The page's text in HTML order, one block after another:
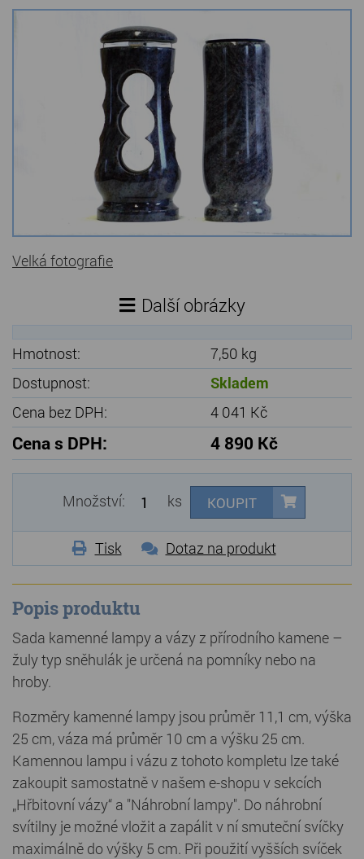
Doplňky do kuchyně
Hřbitovní doplňky
Zvířecí náhrobky a pomníčky
Kamenné stoly, konferenční stolky
Barevné kamenné drti
Štípané kamenné obklady
Dárkové předměty z přírodního kamene
Gabiony, gabionový kámen
Údržba a čištění kamene
Velká fotografie
Další obrázky
Hmotnost:
7,50 kg
Dostupnost:
Skladem
Cena bez DPH:
4 041 Kč
Cena s DPH: 4 890 Kč
Množství: ks KOUPIT
Tisk Dotaz na produkt
Popis produktu
Sada kamenné lampy a vázy z přírodního kamene –
žuly typ sněhulák je určená na pomníky nebo na
hroby.
Rozměry kamenné lampy jsou průměr 11,1 cm, výška
25 cm, váza má průměr 10 cm a výšku 25 cm.
Kamennou lampu i vázu z tohoto kompletu lze také
zakoupit samostatně v našem e-shopu v sekcích
„Hřbitovní vázy“ a "Náhrobní lampy". Do náhrobní
svítilny je možné vložit a zapálit v ní smuteční svíčky
maximálně do výšky 5 cm. Při použití vyšších svíček